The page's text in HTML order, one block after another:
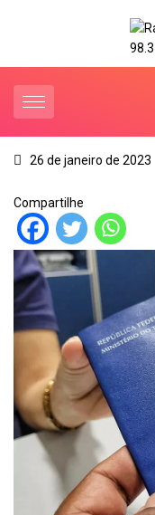
26 de janeiro de 2023
Compartilhe